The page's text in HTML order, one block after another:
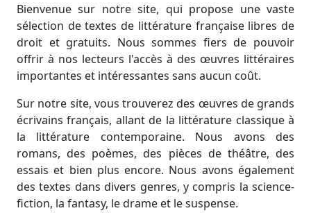
Bienvenue sur notre site, qui propose une vaste
sélection de textes de littérature française libres de
droit et gratuits. Nous sommes fiers de pouvoir
offrir à nos lecteurs l'accès à des œuvres littéraires
importantes et intéressantes sans aucun coût.
Sur notre site, vous trouverez des œuvres de grands
écrivains français, allant de la littérature classique à
la littérature contemporaine. Nous avons des
romans, des poèmes, des pièces de théâtre, des
essais et bien plus encore. Nous avons également
des textes dans divers genres, y compris la science-
fiction, la fantasy, le drame et le suspense.